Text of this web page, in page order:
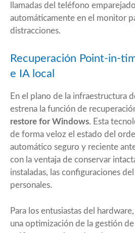
llamadas del teléfono
automáticamente en el monitor
distracciones.
Recuperación Point-in-
e IA local
En el plano de la infraestructura
estrena la función de
restore for Windows. Esta
de forma veloz el estado del
automático seguro y reciente
con la ventaja de conservar
instaladas, las configuraciones
personales.
Para los entusiastas del
una optimización de la gestión